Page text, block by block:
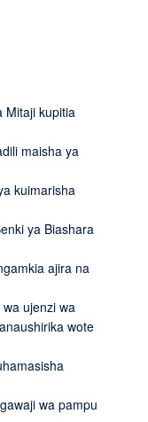
Mitaji kupitia
maisha ya
kuimarisha
ya Biashara
ajira na
ujenzi wa
wote
wa pampu